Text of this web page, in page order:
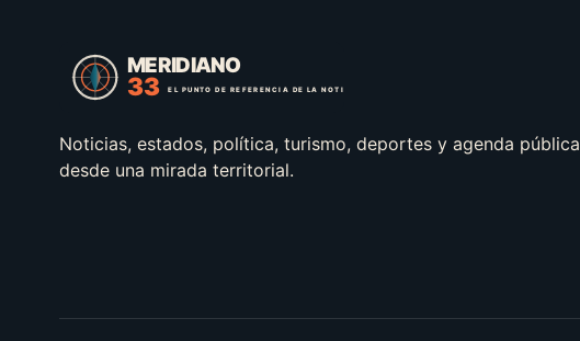
Noticias, estados, política, turismo, deportes y agenda pública
desde una mirada territorial.